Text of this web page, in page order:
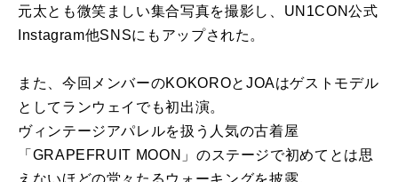
元太とも微笑ましい集合写真を撮影し、UN1CON公式
Instagram他SNSにもアップされた。
また、今回メンバーのKOKOROとJOAはゲストモデル
としてランウェイでも初出演。
ヴィンテージアパレルを扱う人気の古着屋
「GRAPEFRUIT MOON」のステージで初めてとは思
えないほどの堂々たるウォーキングを披露。